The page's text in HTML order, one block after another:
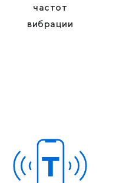
частот
вибрации